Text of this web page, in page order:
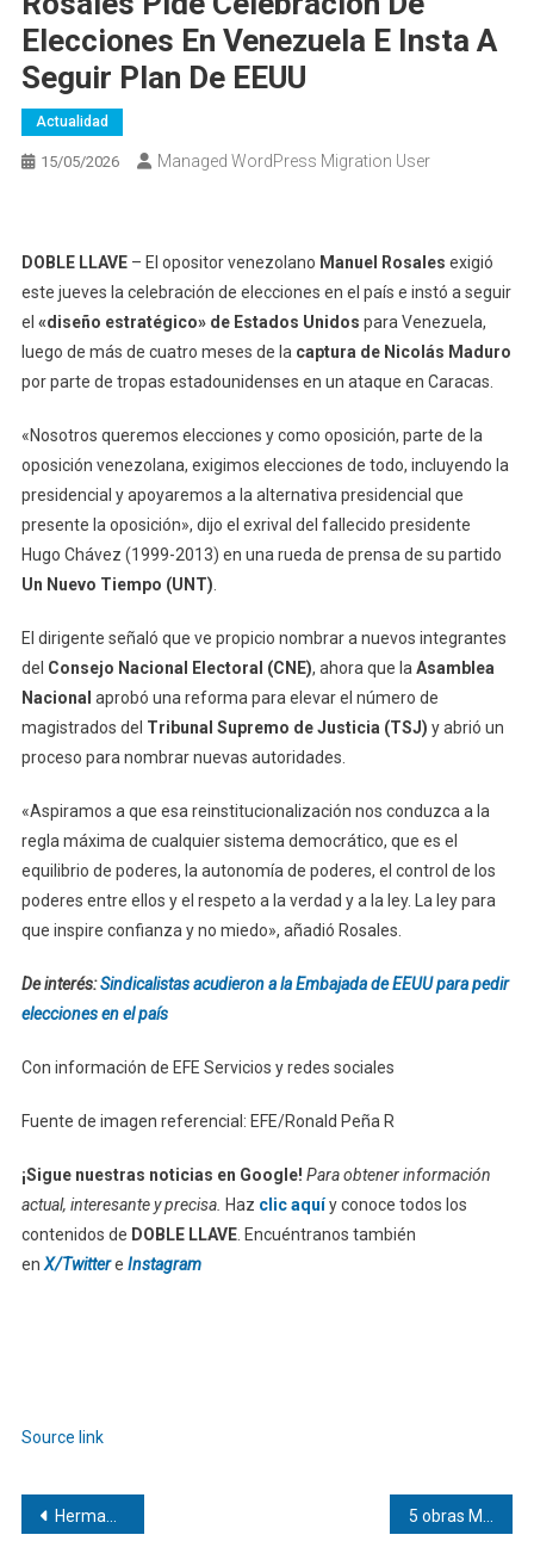
Elecciones En Venezuela E Insta A
Seguir Plan De EEUU
Actualidad
15/05/2026 Managed WordPress Migration User
DOBLE LLAVE– El opositor venezolano Manuel Rosales exigió
este jueves la celebración de elecciones en el país e instó a seguir
el «diseño estratégico» de Estados Unidos para Venezuela,
luego de más de cuatro meses de la captura de Nicolás Maduro
por parte de tropas estadounidenses en un ataque en Caracas.
«Nosotros queremos elecciones y como oposición, parte de la
oposición venezolana, exigimos elecciones de todo, incluyendo la
presidencial y apoyaremos a la alternativa presidencial que
presente la oposición», dijo el exrival del fallecido presidente
Hugo Chávez (1999-2013) en una rueda de prensa de su partido
Un Nuevo Tiempo (UNT)
El dirigente señaló que ve propicio nombrar a nuevos integrantes
del Consejo Nacional Electoral (CNE), ahora que la Asamblea
Nacional aprobó una reforma para elevar el número de
magistrados del Tribunal Supremo de Justicia (TSJ) y abrió un
proceso para nombrar nuevas autoridades.
«Aspiramos a que esa reinstitucionalización nos conduzca a la
regla máxima de cualquier sistema democrático, que es el
equilibrio de poderes, la autonomía de poderes, el control de los
poderes entre ellos y el respeto a la verdad y a la ley. La ley para
que inspire confianza y no miedo», añadió Rosales.
De interés:Sindicalistas acudieron a la Embajada de EEUU para pedir
elecciones en el país
Con información de EFE Servicios y redes sociales
Fuente de imagen referencial: EFE/Ronald Peña R
¡Sigue nuestras noticias en Google! Para obtener información
actual, interesante y precisa. Haz clic aquíy conoce todos los
contenidos de DOBLE LLAVE. Encuéntranos también
en X/Twittere Instagram
Source link
Navegación
Herman Pocaterra | Vida saludable después de los 40